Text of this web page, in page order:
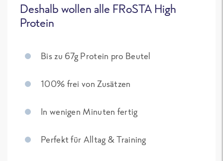
Deshalb wollen alle FRoSTA High
Protein
Bis zu 67g Protein pro Beutel
100% frei von Zusätzen
In wenigen Minuten fertig
Perfekt für Alltag & Training